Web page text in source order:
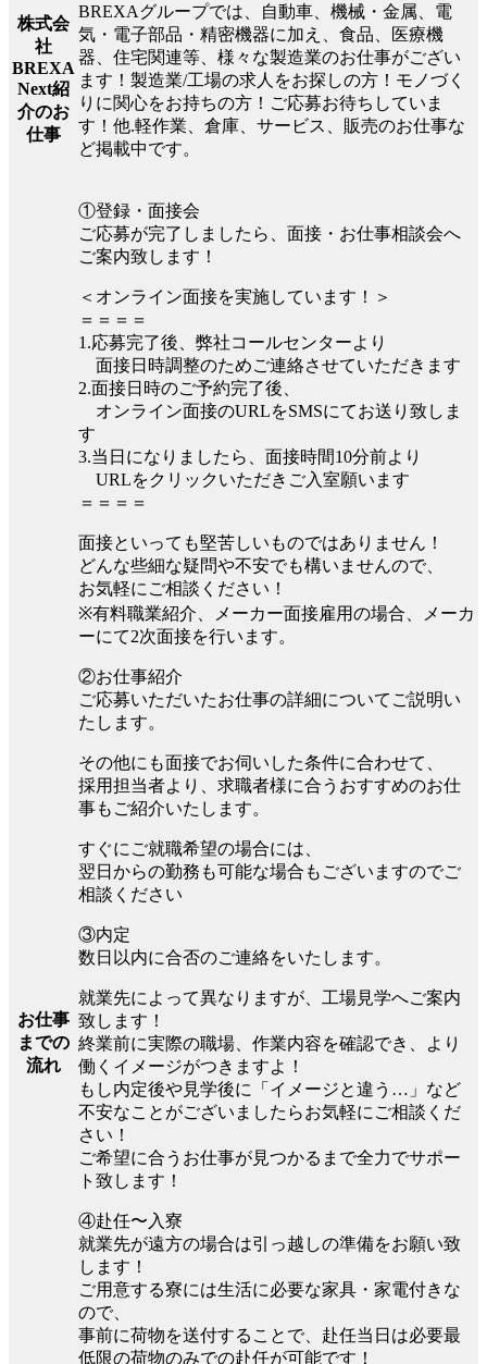
株式会
社
BREXA
Next紹
介のお
仕事
BREXAグループでは、自動車、機械・金属、電
気・電子部品・精密機器に加え、食品、医療機
器、住宅関連等、様々な製造業のお仕事がござい
ます！製造業/工場の求人をお探しの方！モノづく
りに関心をお持ちの方！ご応募お待ちしていま
す！他.軽作業、倉庫、サービス、販売のお仕事な
ど掲載中です。
お仕事
までの
流れ
①登録・面接会
ご応募が完了しましたら、面接・お仕事相談会へ
ご案内致します！
＜オンライン面接を実施しています！＞
＝＝＝＝
1.応募完了後、弊社コールセンターより
面接日時調整のためご連絡させていただきます
2.面接日時のご予約完了後、
オンライン面接のURLをSMSにてお送り致しま
す
3.当日になりましたら、面接時間10分前より
URLをクリックいただきご入室願います
＝＝＝＝
面接といっても堅苦しいものではありません！
どんな些細な疑問や不安でも構いませんので、
お気軽にご相談ください！
※有料職業紹介、メーカー面接雇用の場合、メーカ
ーにて2次面接を行います。
②お仕事紹介
ご応募いただいたお仕事の詳細についてご説明い
たします。
その他にも面接でお伺いした条件に合わせて、
採用担当者より、求職者様に合うおすすめのお仕
事もご紹介いたします。
すぐにご就職希望の場合には、
翌日からの勤務も可能な場合もございますのでご
相談ください
③内定
数日以内に合否のご連絡をいたします。
就業先によって異なりますが、工場見学へご案内
致します！
終業前に実際の職場、作業内容を確認でき、より
働くイメージがつきますよ！
もし内定後や見学後に「イメージと違う…」など
不安なことがございましたらお気軽にご相談くだ
さい！
ご希望に合うお仕事が見つかるまで全力でサポー
ト致します！
④赴任〜入寮
就業先が遠方の場合は引っ越しの準備をお願い致
します！
ご用意する寮には生活に必要な家具・家電付きな
ので、
事前に荷物を送付することで、赴任当日は必要最
低限の荷物のみでの赴任が可能です！